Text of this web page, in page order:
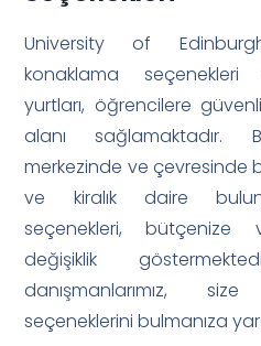
University of
konaklama seçenekleri
yurtları, öğrencilere
alanı sağlamaktadır.
merkezinde ve çevresinde
ve kiralık daire
seçenekleri, bütçenize
değişiklik
danışmanlarımız,
seçeneklerini bulmanıza